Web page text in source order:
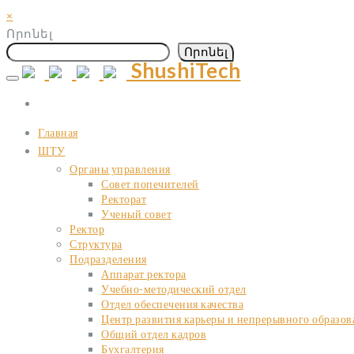
×
Որոնել
Որոնել
Skip
content
ShushiTech
Главная
ШТУ
Органы управления
Совет попечителей
Ректорат
Ученый совет
Ректор
Структура
Подразделения
Аппарат ректора
Учебно-методический отдел
Отдел обеспечения качества
Центр развития карьеры и непрерывного
Общий отдел кадров
Бухгалтерия